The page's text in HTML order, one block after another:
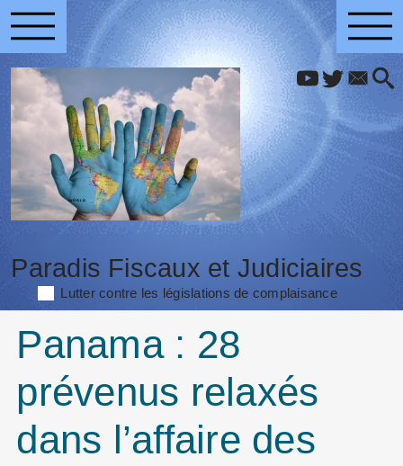
Paradis Fiscaux et Judiciaires
Lutter contre les législations de complaisance
Panama : 28
prévenus relaxés
dans l’affaire des